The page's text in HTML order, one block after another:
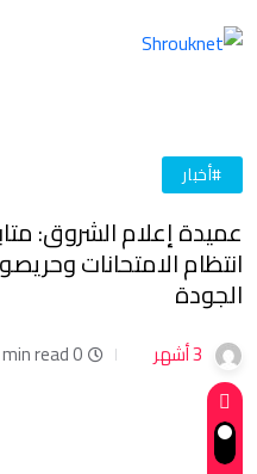
#أخبار
عميدة إعلام الشروق:
انتظام الامتحانات
الجودة
3 أشهر 0 min read